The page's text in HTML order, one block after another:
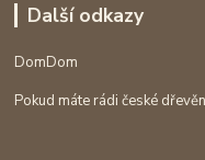
Další odkazy
DomDom
Pokud máte rádi české